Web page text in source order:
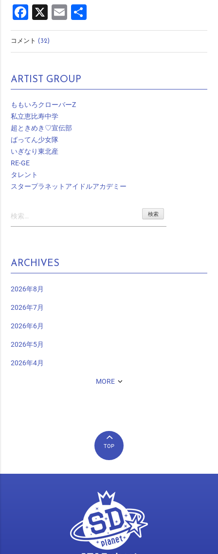
Facebook
X Email
有
コメント(32)
ARTIST GROUP
ももいろクローバーZ
私立恵比寿中学
超ときめき♡宣伝部
ばってん少女隊
いぎなり東北産
RE-GE
タレント
スタープラネットアイドルアカデミー
索:
ARCHIVES
2026年8月
2026年7月
2026年6月
2026年5月
2026年4月
MORE
TOP